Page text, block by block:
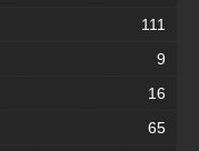
111
9
16
65